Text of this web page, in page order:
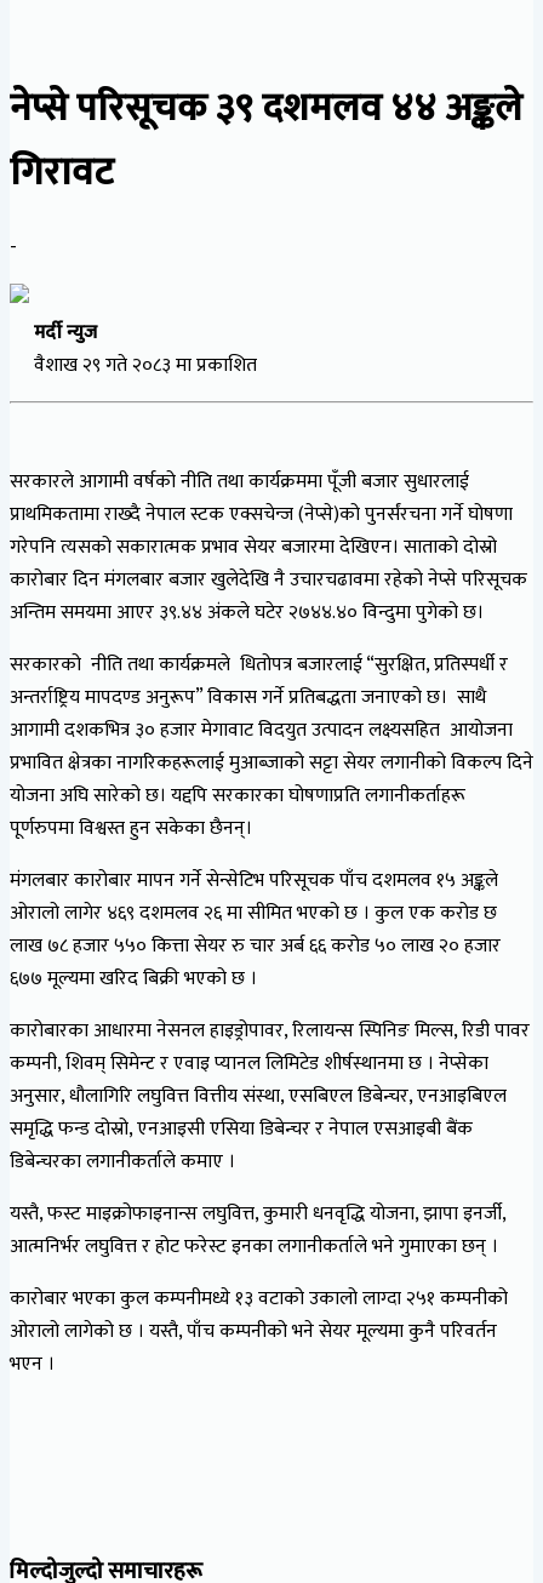
नेप्से परिसूचक ३९ दशमलव ४४ अङ्कले
गिरावट
-
मर्दी न्युज
वैशाख २९ गते २०८३ मा प्रकाशित
सरकारले आगामी वर्षको नीति तथा कार्यक्रममा पूँजी बजार सुधारलाई
प्राथमिकतामा राख्दै नेपाल स्टक एक्सचेन्ज (नेप्से)को पुनर्संरचना गर्ने घोषणा
गरेपनि त्यसको सकारात्मक प्रभाव सेयर बजारमा देखिएन। साताको दोस्रो
कारोबार दिन मंगलबार बजार खुलेदेखि नै उचारचढावमा रहेको नेप्से परिसूचक
अन्तिम समयमा आएर ३९.४४ अंकले घटेर २७४४.४० विन्दुमा पुगेको छ।
सरकारको नीति तथा कार्यक्रमले धितोपत्र बजारलाई “सुरक्षित, प्रतिस्पर्धी र
अन्तर्राष्ट्रिय मापदण्ड अनुरूप” विकास गर्ने प्रतिबद्धता जनाएको छ। साथै
आगामी दशकभित्र ३० हजार मेगावाट विदयुत उत्पादन लक्ष्यसहित आयोजना
प्रभावित क्षेत्रका नागरिकहरूलाई मुआब्जाको सट्टा सेयर लगानीको विकल्प दिने
योजना अघि सारेको छ। यद्दपि सरकारका घोषणाप्रति लगानीकर्ताहरू
पूर्णरुपमा विश्वस्त हुन सकेका छैनन्।
मंगलबार कारोबार मापन गर्ने सेन्सेटिभ परिसूचक पाँच दशमलव १५ अङ्कले
ओरालो लागेर ४६९ दशमलव २६ मा सीमित भएको छ । कुल एक करोड छ
लाख ७८ हजार ५५० कित्ता सेयर रु चार अर्ब ६६ करोड ५० लाख २० हजार
६७७ मूल्यमा खरिद बिक्री भएको छ ।
कारोबारका आधारमा नेसनल हाइड्रोपावर, रिलायन्स स्पिनिङ मिल्स, रिडी पावर
कम्पनी, शिवम् सिमेन्ट र एवाइ प्यानल लिमिटेड शीर्षस्थानमा छ । नेप्सेका
अनुसार, धौलागिरि लघुवित्त वित्तीय संस्था, एसबिएल डिबेन्चर, एनआइबिएल
समृद्धि फन्ड दोस्रो, एनआइसी एसिया डिबेन्चर र नेपाल एसआइबी बैंक
डिबेन्चरका लगानीकर्ताले कमाए ।
यस्तै, फस्ट माइक्रोफाइनान्स लघुवित्त, कुमारी धनवृद्धि योजना, झापा इनर्जी,
आत्मनिर्भर लघुवित्त र होट फरेस्ट इनका लगानीकर्ताले भने गुमाएका छन् ।
कारोबार भएका कुल कम्पनीमध्ये १३ वटाको उकालो लाग्दा २५१ कम्पनीको
ओरालो लागेको छ । यस्तै, पाँच कम्पनीको भने सेयर मूल्यमा कुनै परिवर्तन
भएन ।
मिल्दोजुल्दो समाचारहरू